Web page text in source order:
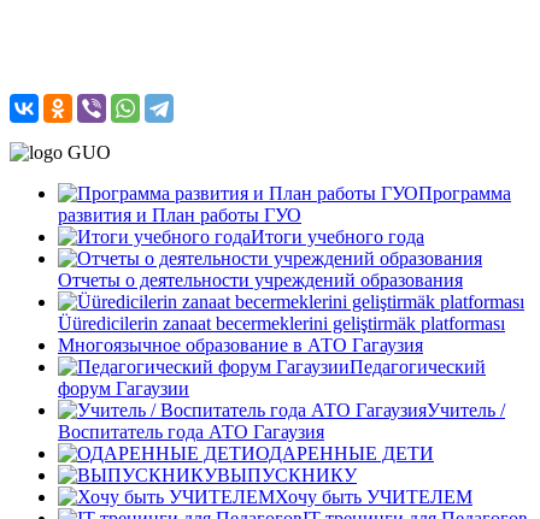
Программа
развития и План работы ГУО
Итоги учебного года
Отчеты о деятельности учреждений образования
Üüredicilerin zanaat becermeklerini geliştirmäk platforması
Многоязычное образование в АТО Гагаузия
Педагогический
форум Гагаузии
Учитель /
Воспитатель года АТО Гагаузия
ОДАРЕННЫЕ ДЕТИ
ВЫПУСКНИКУ
Хочу быть УЧИТЕЛЕМ